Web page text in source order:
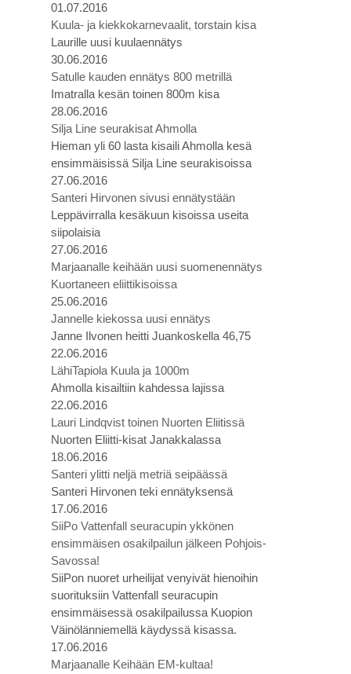
01.07.2016
Kuula- ja kiekkokarnevaalit, torstain kisa
Laurille uusi kuulaennätys
30.06.2016
Satulle kauden ennätys 800 metrillä
Imatralla kesän toinen 800m kisa
28.06.2016
Silja Line seurakisat Ahmolla
Hieman yli 60 lasta kisaili Ahmolla kesä
ensimmäisissä Silja Line seurakisoissa
27.06.2016
Santeri Hirvonen sivusi ennätystään
Leppävirralla kesäkuun kisoissa useita
siipolaisia
27.06.2016
Marjaanalle keihään uusi suomenennätys
Kuortaneen eliittikisoissa
25.06.2016
Jannelle kiekossa uusi ennätys
Janne Ilvonen heitti Juankoskella 46,75
22.06.2016
LähiTapiola Kuula ja 1000m
Ahmolla kisailtiin kahdessa lajissa
22.06.2016
Lauri Lindqvist toinen Nuorten Eliitissä
Nuorten Eliitti-kisat Janakkalassa
18.06.2016
Santeri ylitti neljä metriä seipäässä
Santeri Hirvonen teki ennätyksensä
17.06.2016
SiiPo Vattenfall seuracupin ykkönen
ensimmäisen osakilpailun jälkeen Pohjois-
Savossa!
SiiPon nuoret urheilijat venyivät hienoihin
suorituksiin Vattenfall seuracupin
ensimmäisessä osakilpailussa Kuopion
Väinölänniemellä käydyssä kisassa.
17.06.2016
Marjaanalle Keihään EM-kultaa!